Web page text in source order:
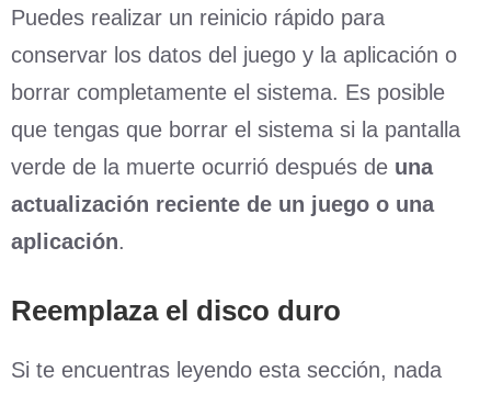
Puedes realizar un reinicio rápido para
conservar los datos del juego y la aplicación o
borrar completamente el sistema. Es posible
que tengas que borrar el sistema si la pantalla
verde de la muerte ocurrió después de una
actualización reciente de un juego o una
aplicación.
Reemplaza el disco duro
Si te encuentras leyendo esta sección, nada